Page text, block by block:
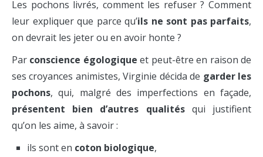
Les pochons livrés, comment les refuser ? Comment
leur expliquer que parce qu’ils ne sont pas parfaits,
on devrait les jeter ou en avoir honte ?
Par conscience égologique et peut-être en raison de
ses croyances animistes, Virginie décida de garder les
pochons, qui, malgré des imperfections en façade,
présentent bien d’autres qualitésqui justifient
qu’on les aime, à savoir :
ils sont en coton biologique,